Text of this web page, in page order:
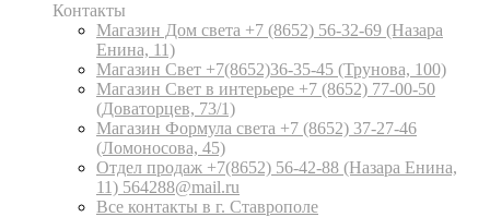
Контакты
Магазин Дом света +7 (8652) 56-32-69 (Назара
Енина, 11)
Магазин Свет +7(8652)36-35-45 (Трунова, 100)
Магазин Свет в интерьере +7 (8652) 77-00-50
(Доваторцев, 73/1)
Магазин Формула света +7 (8652) 37-27-46
(Ломоносова, 45)
Отдел продаж +7(8652) 56-42-88 (Назара Енина,
11) 564288@mail.ru
Все контакты в г. Ставрополе